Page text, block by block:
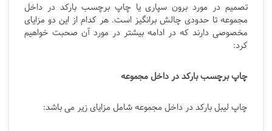
تصمیم در مورد برون سپاری یا چاپ برچسب بارکد در داخل
مجموعه تا حدودی چالش برانگیز است. هر کدام از این دو مزایای
مخصوصی دارند که در ادامه بیشتر در مورد آن صحبت خواهیم
کرد:
چاپ برچسب بارکد در داخل مجموعه
چاپ لیبل بارکد در داخل مجموعه شامل مزایای زیر می باشد: